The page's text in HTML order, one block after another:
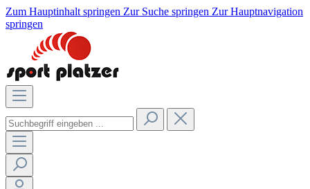
Zum Hauptinhalt springen Zur Suche springen Zur Hauptnavigation
springen